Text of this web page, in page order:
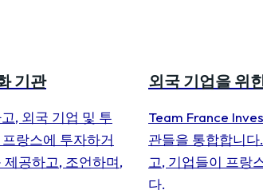
기관
, 외국 기업 및 투
랑스에 투자하거
공하고, 조언하며,
외국 기업을 위
Team France
관들을 통합합니
고, 기업들이 프랑
다.